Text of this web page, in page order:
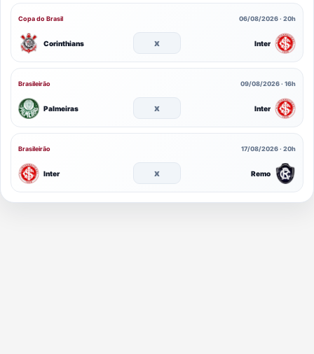
Copa do Brasil 06/08/2026 · 20h
Corinthians x Inter
Brasileirão 09/08/2026 · 16h
Palmeiras x Inter
Brasileirão 17/08/2026 · 20h
Inter x Remo